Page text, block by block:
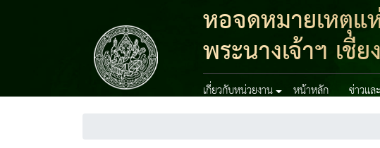
หอจดหมายเหตุแ
พระนางเจ้าฯ เชีย
เกี่ยวกับหน่วยงาน หน้าหลัก ข่าวแ